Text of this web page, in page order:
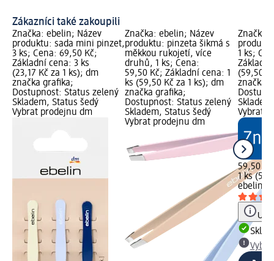
Zákazníci také zakoupili
Značka: ebelin; Název
produktu: sada mini pinzet,
3 ks; Cena: 69,50 Kč;
Základní cena: 3 ks
(23,17 Kč za 1 ks); dm
značka grafika;
Dostupnost: Status zelený
Skladem, Status šedý
Vybrat prodejnu dm
Značka: ebelin; Název
produktu: pinzeta šikmá s
měkkou rukojetí, více
druhů, 1 ks; Cena:
59,50 Kč; Základní cena: 1
ks (59,50 Kč za 1 ks); dm
značka grafika;
Dostupnost: Status zelený
Skladem, Status šedý
Vybrat prodejnu dm
Značka:
1 ks;
Základní
(59,50
značka
Vybrat
59,50 Kč
1 ks
ebelin